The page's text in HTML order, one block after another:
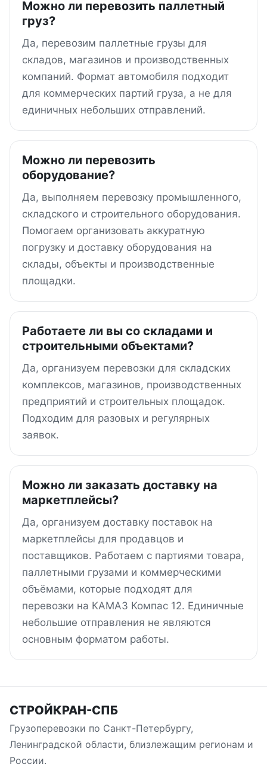
Можно ли перевозить паллетный
груз?
Да, перевозим паллетные грузы для
складов, магазинов и производственных
компаний. Формат автомобиля подходит
для коммерческих партий груза, а не для
единичных небольших отправлений.
Можно ли перевозить
оборудование?
Да, выполняем перевозку промышленного,
складского и строительного оборудования.
Помогаем организовать аккуратную
погрузку и доставку оборудования на
склады, объекты и производственные
площадки.
Работаете ли вы со складами и
строительными объектами?
Да, организуем перевозки для складских
комплексов, магазинов, производственных
предприятий и строительных площадок.
Подходим для разовых и регулярных
заявок.
Можно ли заказать доставку на
маркетплейсы?
Да, организуем доставку поставок на
маркетплейсы для продавцов и
поставщиков. Работаем с партиями товара,
паллетными грузами и коммерческими
объёмами, которые подходят для
перевозки на КАМАЗ Компас 12. Единичные
небольшие отправления не являются
основным форматом работы.
СТРОЙКРАН-СПБ
Грузоперевозки по Санкт-Петербургу,
Ленинградской области, близлежащим регионам и
России.